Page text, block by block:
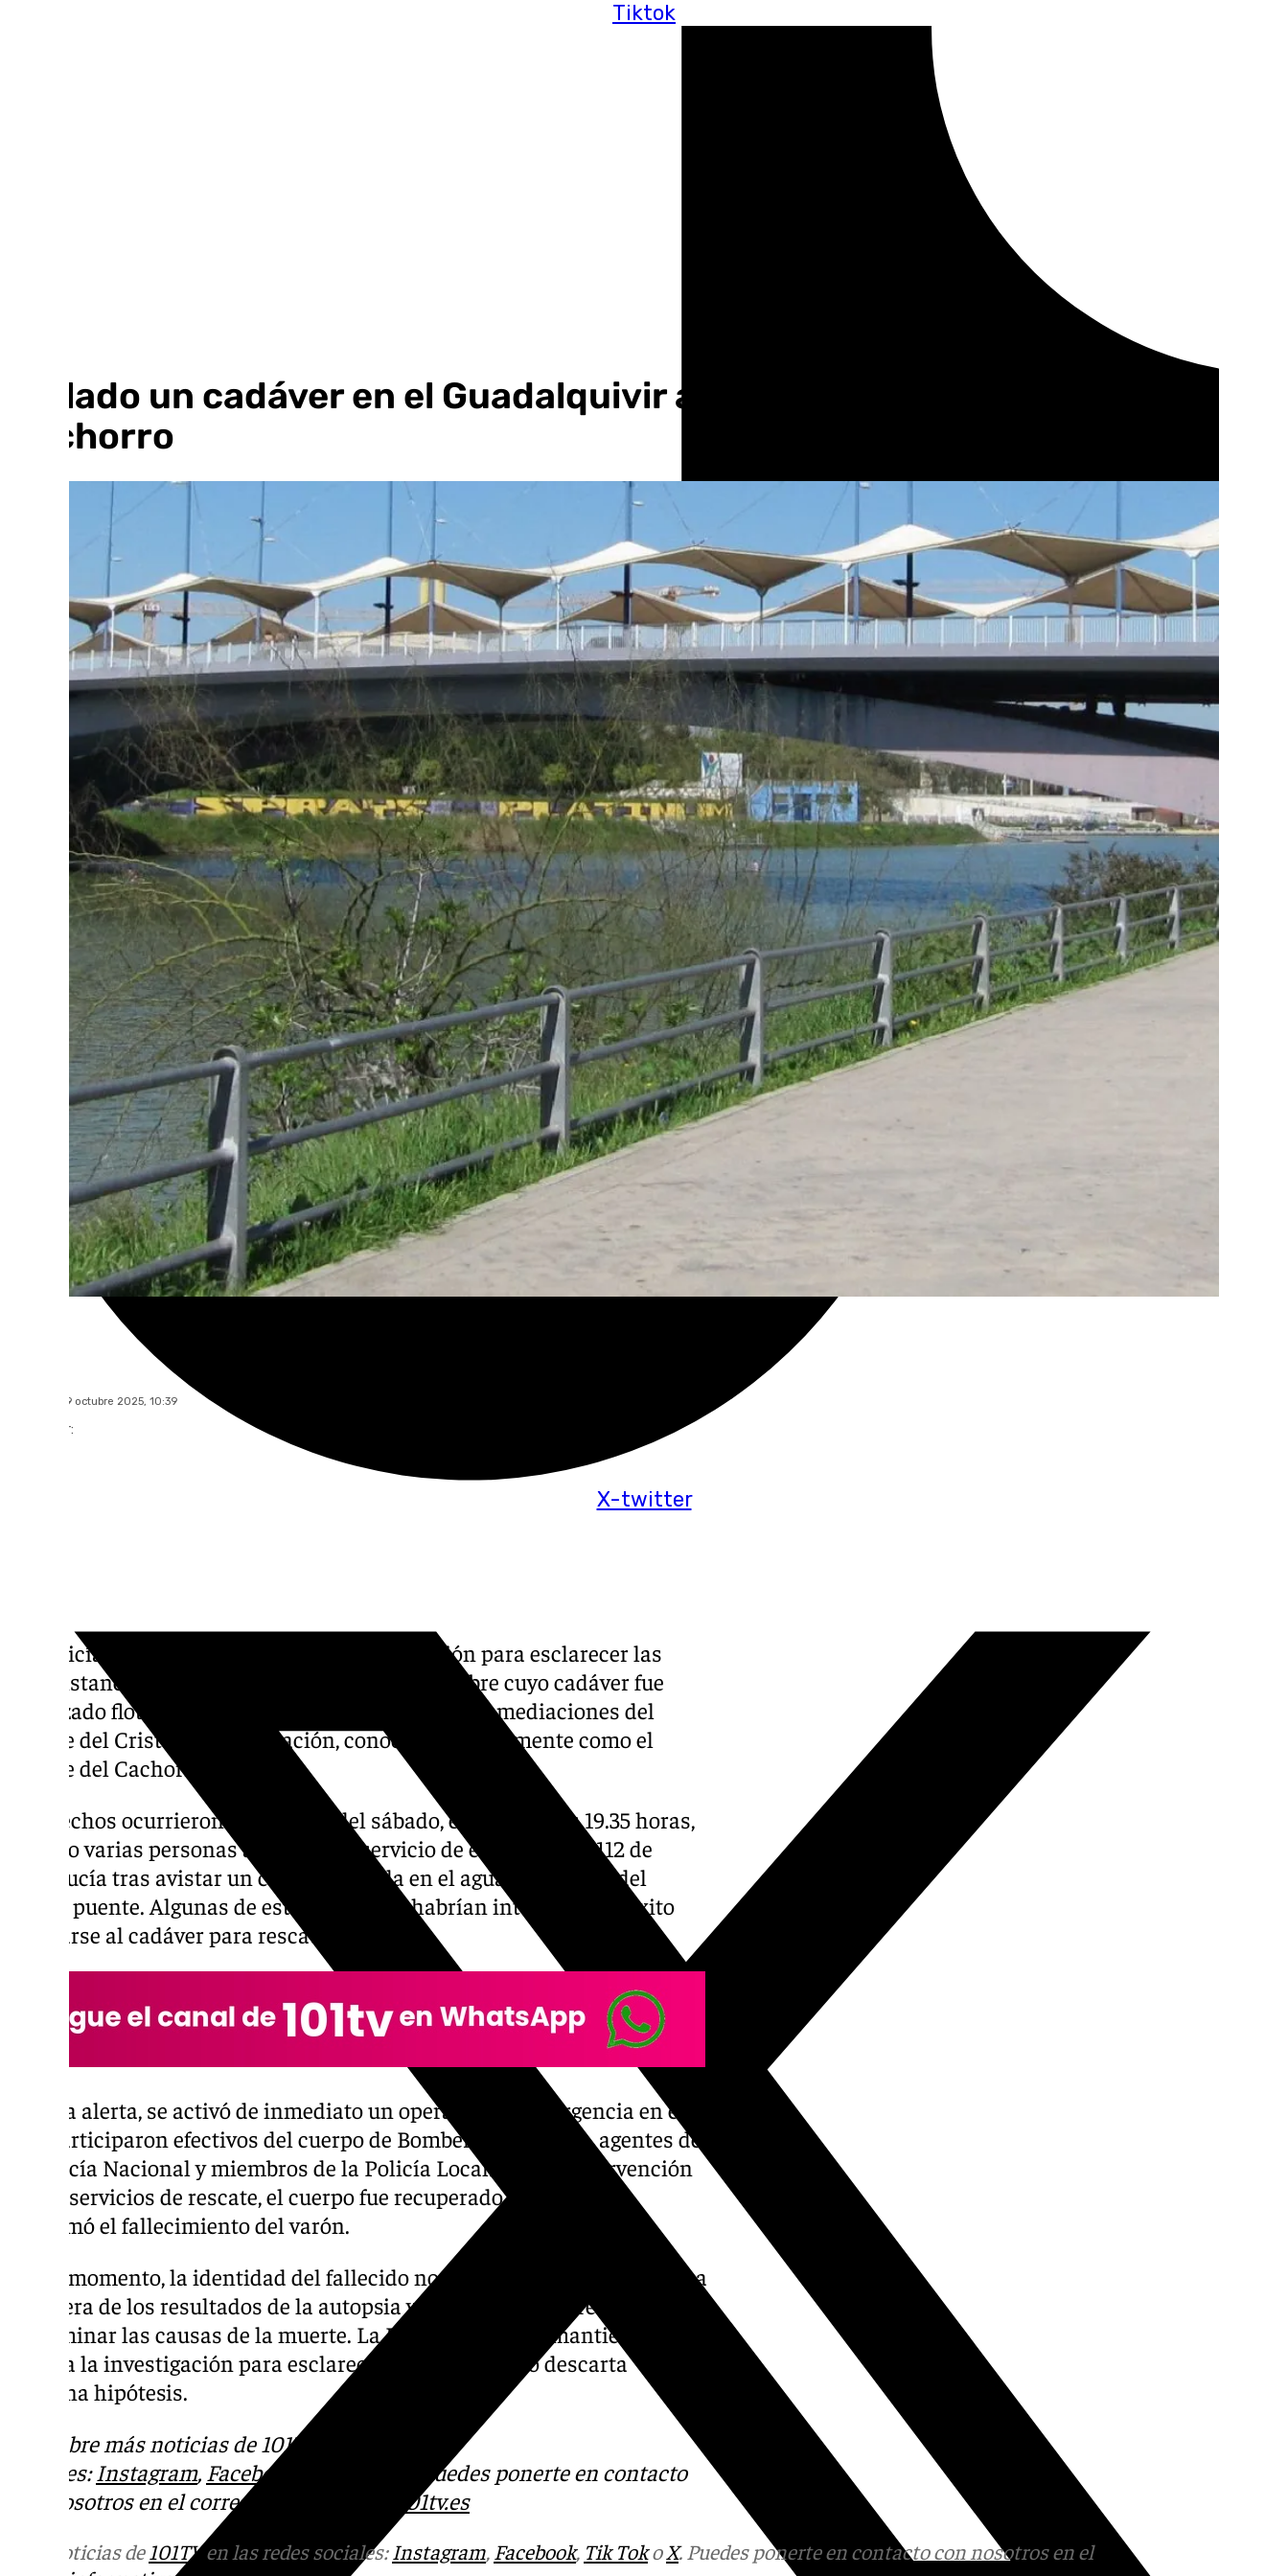
Tiktok
X-twitter
Hallado un cadáver en el Guadalquivir a la altura del puente del
Cachorro
domingo, 19 octubre 2025, 10:39
Compartir:
La Policía Nacional ha abierto una investigación para esclarecer las
circunstancias que rodean la muerte de un hombre cuyo cadáver fue
localizado flotando en el río Guadalquivir, en las inmediaciones del
puente del Cristo de la Expiración, conocido popularmente como el
puente del Cachorro.
Los hechos ocurrieron en la tarde del sábado, en torno a las 19.35 horas,
cuando varias personas alertaron al servicio de emergencias 112 de
Andalucía tras avistar un cuerpo sin vida en el agua, a la altura del
citado puente. Algunas de estas personas habrían intentado sin éxito
acercarse al cadáver para rescatarlo.
Ante la alerta, se activó de inmediato un operativo de emergencia en el
que participaron efectivos del cuerpo de Bomberos de Sevilla, agentes de
la Policía Nacional y miembros de la Policía Local. Tras la intervención
de los servicios de rescate, el cuerpo fue recuperado del agua y se
confirmó el fallecimiento del varón.
Por el momento, la identidad del fallecido no ha sido revelada, y se está a
la espera de los resultados de la autopsia y otras pruebas forenses para
determinar las causas de la muerte. La Policía Nacional mantiene
abierta la investigación para esclarecer los hechos y no descarta
ninguna hipótesis.
Descubre más noticias de 101TV en las redes
sociales: Instagram, Facebook
. Puedes ponerte en contacto
con nosotros en el correo
informativos@101tv.es
Más noticias de 101TVen las redes sociales: Instagram, Facebook, Tik TokoX. Puedes ponerte en contacto con nosotros en el